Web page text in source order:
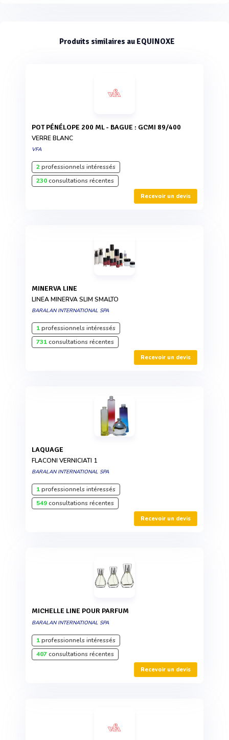
Produits similaires au EQUINOXE
POT PÉNÉLOPE 200 ML - BAGUE : GCMI 89/400
VERRE BLANC
VFA
2professionnels intéressés
230consultations récentes
Recevoir un devis
MINERVA LINE
LINEA MINERVA SLIM SMALTO
BARALAN INTERNATIONAL SPA
1professionnels intéressés
731consultations récentes
Recevoir un devis
LAQUAGE
FLACONI VERNICIATI 1
BARALAN INTERNATIONAL SPA
1professionnels intéressés
549consultations récentes
Recevoir un devis
MICHELLE LINE POUR PARFUM
BARALAN INTERNATIONAL SPA
1professionnels intéressés
407consultations récentes
Recevoir un devis